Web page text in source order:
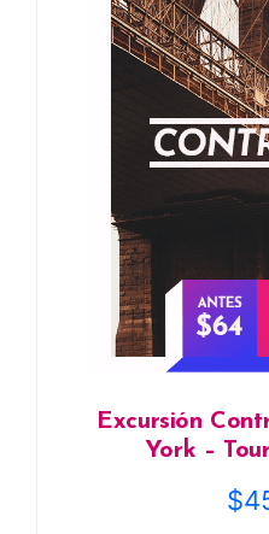
Excursión
York –
$